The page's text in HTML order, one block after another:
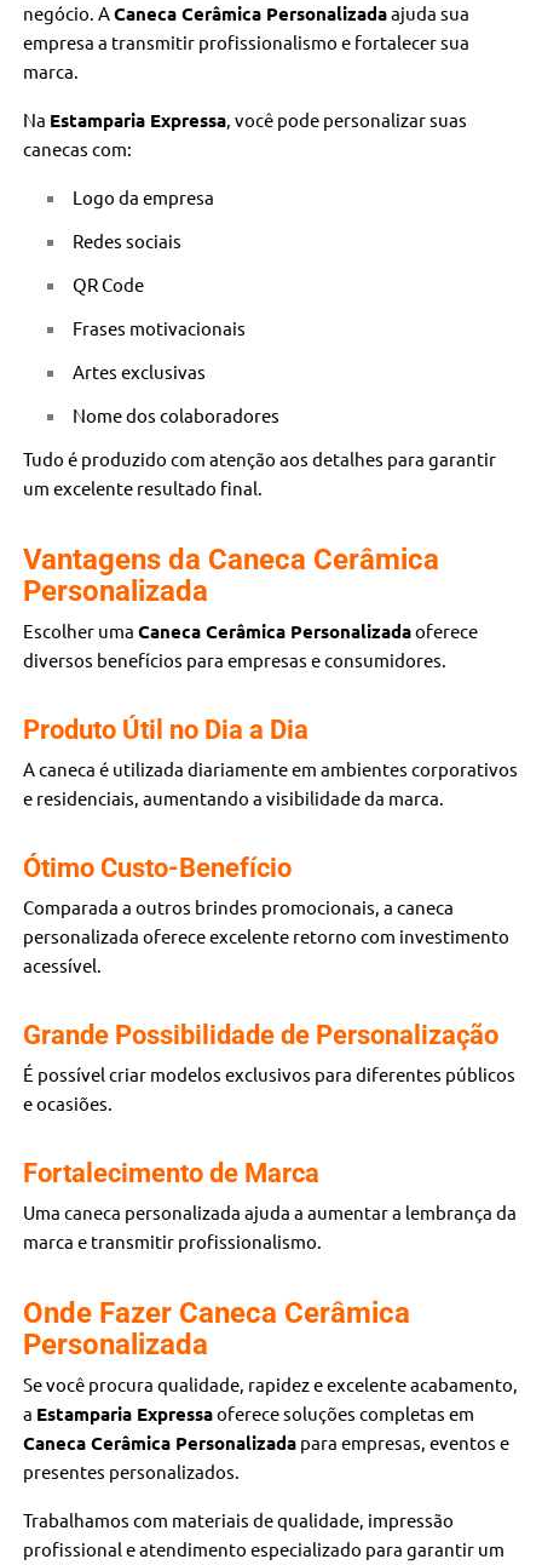
negócio. ACaneca Cerâmica Personalizadaajuda sua
empresa a transmitir profissionalismo e fortalecer sua
marca.
Na Estamparia Expressa, você pode personalizar suas
canecas com:
Logo da empresa
Redes sociais
QR Code
Frases motivacionais
Artes exclusivas
Nome dos colaboradores
Tudo é produzido com atenção aos detalhes para garantir
um excelente resultado final.
Vantagens da Caneca Cerâmica
Personalizada
Escolher umaCaneca Cerâmica Personalizadaoferece
diversos benefícios para empresas e consumidores.
Produto Útil no Dia a Dia
A caneca é utilizada diariamente em ambientes corporativos
e residenciais, aumentando a visibilidade da marca.
Ótimo Custo-Benefício
Comparada a outros brindes promocionais, a caneca
personalizada oferece excelente retorno com investimento
acessível.
Grande Possibilidade de Personalização
É possível criar modelos exclusivos para diferentes públicos
e ocasiões.
Fortalecimento de Marca
Uma caneca personalizada ajuda a aumentar a lembrança da
marca e transmitir profissionalismo.
Onde Fazer Caneca Cerâmica
Personalizada
Se você procura qualidade, rapidez e excelente acabamento,
a Estamparia Expressaoferece soluções completas em
Caneca Cerâmica Personalizada para empresas, eventos e
presentes personalizados.
Trabalhamos com materiais de qualidade, impressão
profissional e atendimento especializado para garantir um